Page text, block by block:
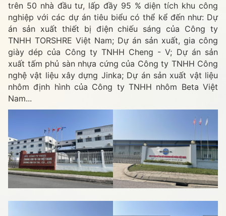
trên 50 nhà đầu tư, lấp đầy 95 % diện tích khu công
nghiệp với các dự án tiêu biểu có thể kể đến như: Dự
án sản xuất thiết bị điện chiếu sáng của Công ty
TNHH TORSHRE Việt Nam; Dự án sản xuất, gia công
giày dép của Công ty TNHH Cheng - V; Dự án sản
xuất tấm phủ sàn nhựa cứng của Công ty TNHH Công
nghệ vật liệu xây dựng Jinka; Dự án sản xuất vật liệu
nhôm định hình của Công ty TNHH nhôm Beta Việt
Nam...